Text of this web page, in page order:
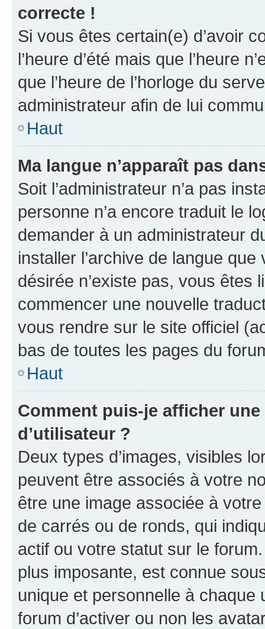
correcte !
Si vous êtes certain(e) d’avoir
l’heure d’été mais que l’heure
que l’heure de l’horloge du
administrateur afin de lui
Haut
Ma langue n’apparaît pas
Soit l’administrateur n’a pas
personne n’a encore traduit le
demander à un administrateur
installer l’archive de langue
désirée n’existe pas, vous êtes
commencer une nouvelle
vous rendre sur le site officiel
bas de toutes les pages du
Haut
Comment puis-je afficher
d’utilisateur ?
Deux types d’images, visibles
peuvent être associés à votre
être une image associée à
de carrés ou de ronds, qui
actif ou votre statut sur le
plus imposante, est connue
unique et personnelle à chaque
forum d’activer ou non les